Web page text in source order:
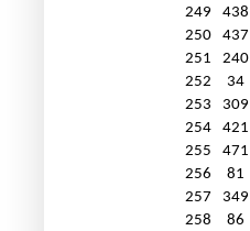
249
438
250
437
251
240
252
34
253
309
254
421
255
471
256
81
257
349
258
86